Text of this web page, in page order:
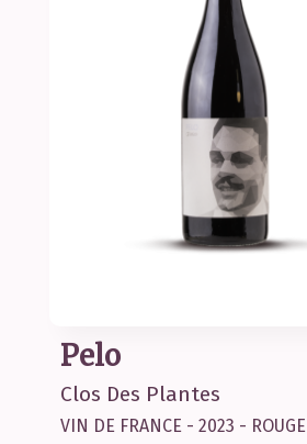
Pelo
Clos Des Plantes
VIN DE FRANCE - 2023 - ROUGE